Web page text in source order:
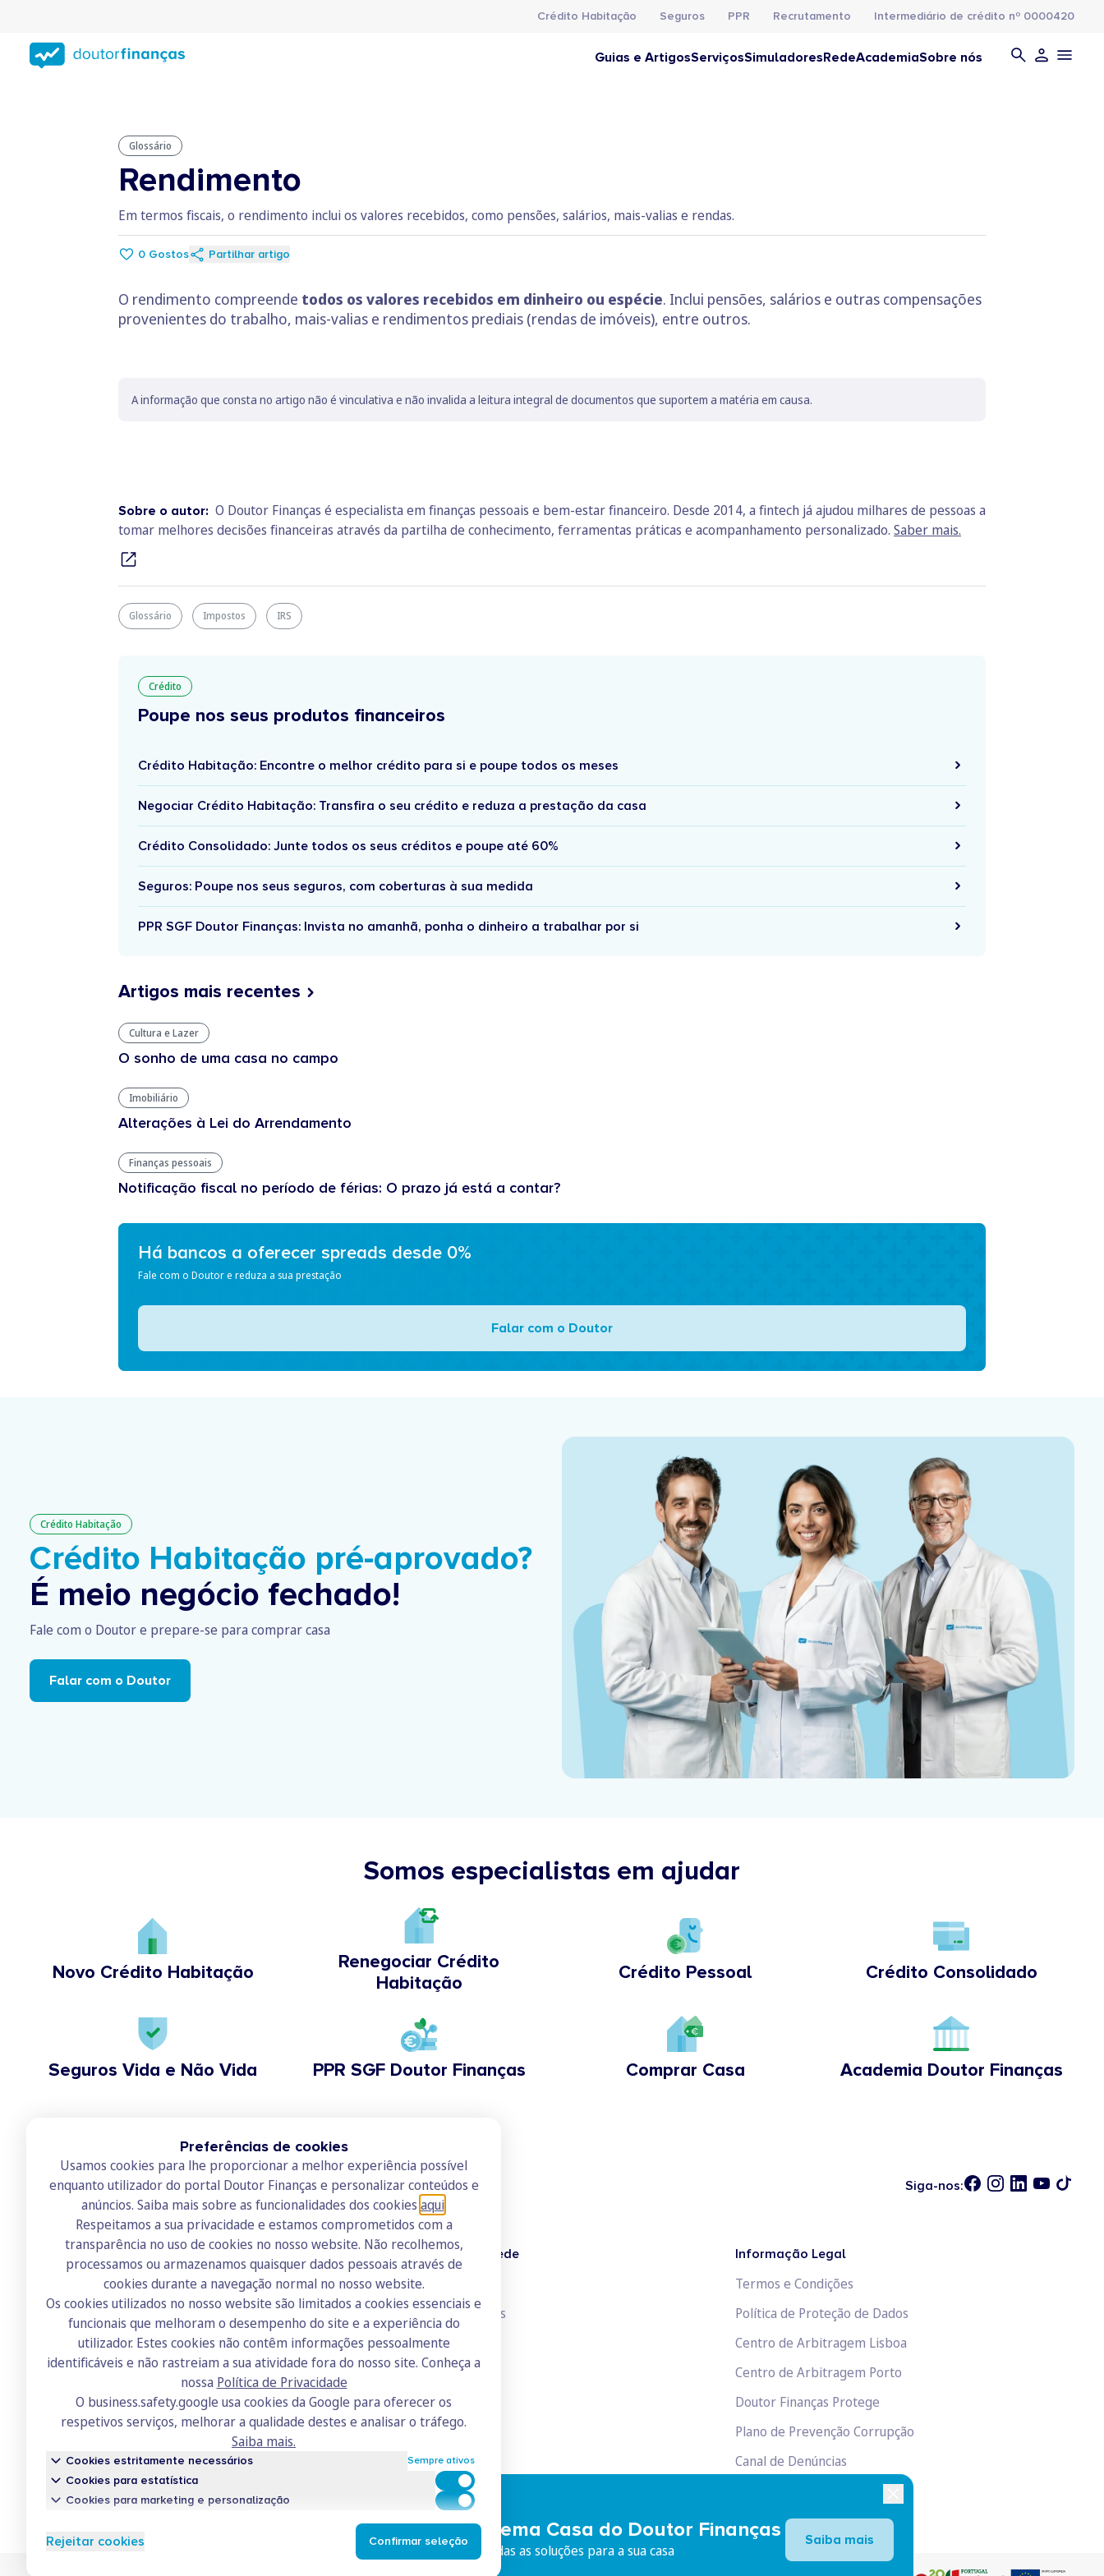
conteúdo
principal
Crédito Habitação Seguros PPR Recrutamento Intermediário de crédito nº 0000420
Guias e ArtigosServiçosSimuladoresRedeAcademiaSobre nós
Glossário
Rendimento
Em termos fiscais, o rendimento inclui os valores recebidos, como pensões, salários, mais-valias e rendas.
0 Gostos Partilhar artigo
O rendimento compreende todos os valores recebidos em dinheiro ou espécie. Inclui pensões, salários e outras compensações
provenientes do trabalho, mais-valias e rendimentos prediais (rendas de imóveis), entre outros.
A informação que consta no artigo não é vinculativa e não invalida a leitura integral de documentos que suportem a matéria em causa.
Sobre o autor: O Doutor Finanças é especialista em finanças pessoais e bem‑estar financeiro. Desde 2014, a fintech já ajudou milhares de pessoas a
tomar melhores decisões financeiras através da partilha de conhecimento, ferramentas práticas e acompanhamento personalizado. Saber mais.
Glossário Impostos IRS
Crédito
Poupe nos seus produtos financeiros
Crédito Habitação: Encontre o melhor crédito para si e poupe todos os meses
Negociar Crédito Habitação: Transfira o seu crédito e reduza a prestação da casa
Crédito Consolidado: Junte todos os seus créditos e poupe até 60%
Seguros: Poupe nos seus seguros, com coberturas à sua medida
PPR SGF Doutor Finanças: Invista no amanhã, ponha o dinheiro a trabalhar por si
Artigos mais recentes
Cultura e Lazer
O sonho de uma casa no campo
Imobiliário
Alterações à Lei do Arrendamento
Finanças pessoais
Notificação fiscal no período de férias: O prazo já está a contar?
Há bancos a oferecer spreads desde 0%
Fale com o Doutor e reduza a sua prestação
Falar com o Doutor
Crédito Habitação
Crédito Habitação pré-aprovado?
É meio negócio fechado!
Fale com o Doutor e prepare-se para comprar casa
Falar com o Doutor
Somos especialistas em ajudar
Novo Crédito Habitação
Renegociar Crédito
Habitação
Crédito Pessoal Crédito Consolidado
Seguros Vida e Não Vida PPR SGF Doutor Finanças Comprar Casa Academia Doutor Finanças
Preferências de cookies
Usamos cookies para lhe proporcionar a melhor experiência possível
enquanto utilizador do portal Doutor Finanças e personalizar conteúdos e
anúncios. Saiba mais sobre as funcionalidades dos cookies aqui
Respeitamos a sua privacidade e estamos comprometidos com a
transparência no uso de cookies no nosso website. Não recolhemos,
processamos ou armazenamos quaisquer dados pessoais através de
cookies durante a navegação normal no nosso website.
Os cookies utilizados no nosso website são limitados a cookies essenciais e
funcionais que melhoram o desempenho do site e a experiência do
utilizador. Estes cookies não contêm informações pessoalmente
identificáveis e não rastreiam a sua atividade fora do nosso site. Conheça a
nossa Política de Privacidade
O business.safety.google usa cookies da Google para oferecer os
respetivos serviços, melhorar a qualidade destes e analisar o tráfego.
Saiba mais.
Cookies estritamente necessários Sempre ativos
Cookies para estatística Cookies para estatística
Cookies para marketing e personalização Cookies para marketing e personalização
Rejeitar cookies Confirmar seleção
Conheça o Ecossistema Casa do Doutor Finanças
Um serviço integrado, com todas as soluções para a sua casa
Saiba mais
Siga-nos:
Doutor Finanças
Contactos
Recrutamento
Academia
Doutor Finanças Rede
Junte-se à Rede
Consulte todos os ICs
Informação Legal
Termos e Condições
Política de Proteção de Dados
Centro de Arbitragem Lisboa
Centro de Arbitragem Porto
Doutor Finanças Protege
Plano de Prevenção Corrupção
Canal de Denúncias